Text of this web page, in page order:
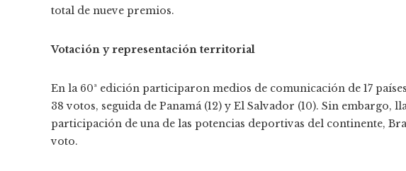
total de nueve premios.
Votación y representación territorial
En la 60ª edición participaron medios de comunicación de 17
38 votos, seguida de Panamá (12) y El Salvador (10). Sin embargo,
participación de una de las potencias deportivas del continente,
voto.